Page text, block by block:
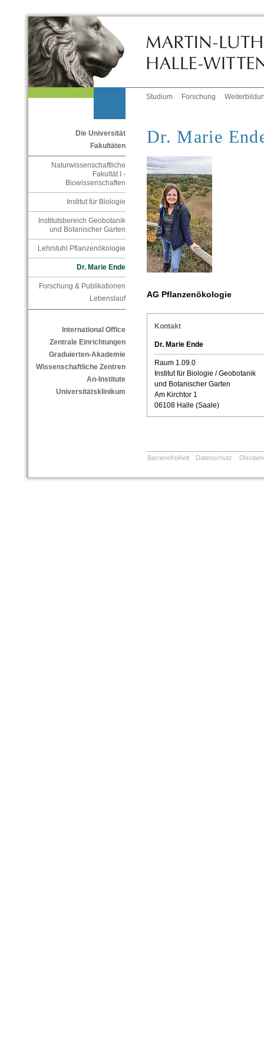
Studium Forschung
Die Universität
Fakultäten
Naturwissenschaftliche
Fakultät I -
Biowissenschaften
Institut für Biologie
Institutsbereich Geobotanik
und Botanischer Garten
Lehrstuhl Pflanzenökologie
Dr. Marie Ende
Forschung & Publikationen
Lebenslauf
International Office
Zentrale Einrichtungen
Graduierten-Akademie
Wissenschaftliche Zentren
An-Institute
Universitätsklinikum
Dr. Marie
AG Pflanzenökologie
Kontakt
Dr. Marie Ende
Raum 1.09.0
Institut für Biologie / Geobotanik
und Botanischer Garten
Am Kirchtor 1
06108 Halle (Saale)
Barrierefreiheit Datenschutz